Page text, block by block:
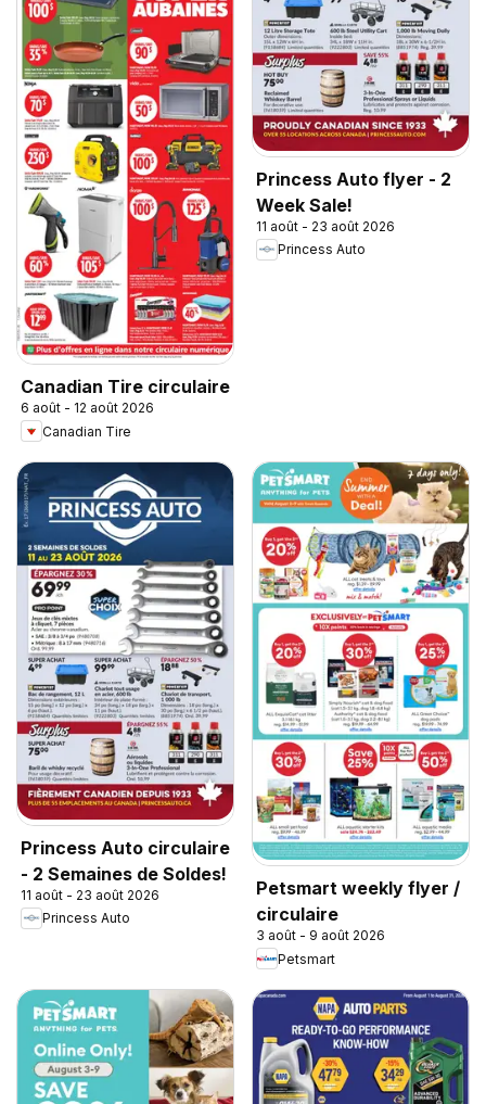
Canadian Tire circulaire
6 août - 12 août 2026
Canadian Tire
Princess Auto flyer - 2
Week Sale!
11 août - 23 août 2026
Princess Auto
Princess Auto circulaire
- 2 Semaines de Soldes!
11 août - 23 août 2026
Princess Auto
Petsmart weekly flyer /
circulaire
3 août - 9 août 2026
Petsmart